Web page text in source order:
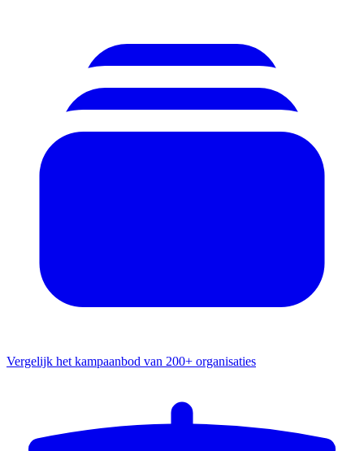
Vergelijk het kampaanbod van 200+ organisaties